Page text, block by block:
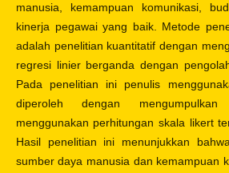
manusia, kemampuan komunikasi,
kinerja pegawai yang baik. Metode
adalah penelitian kuantitatif dengan
regresi linier berganda dengan
Pada penelitian ini penulis
diperoleh dengan
menggunakan perhitungan skala likert
Hasil penelitian ini menunjukkan
sumber daya manusia dan kemampuan